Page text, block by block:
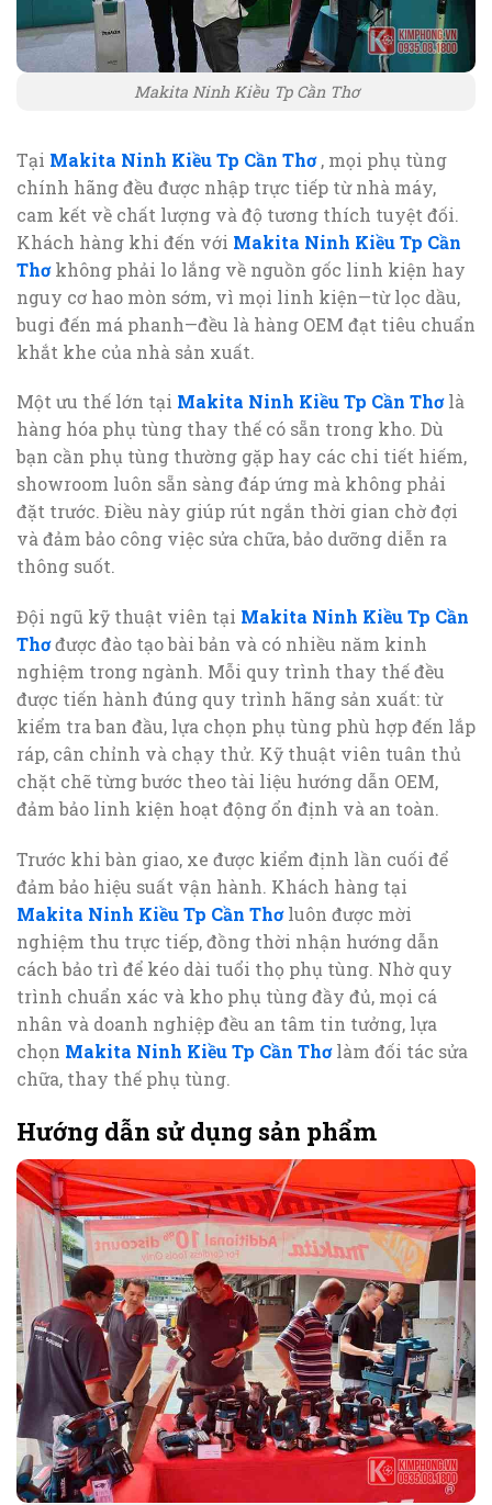
Makita Ninh Kiều Tp Cần Thơ
Tại Makita Ninh Kiều Tp Cần Thơ, mọi phụ tùng
chính hãng đều được nhập trực tiếp từ nhà máy,
cam kết về chất lượng và độ tương thích tuyệt đối.
Khách hàng khi đến với Makita Ninh Kiều Tp Cần
Thơkhông phải lo lắng về nguồn gốc linh kiện hay
nguy cơ hao mòn sớm, vì mọi linh kiện—từ lọc dầu,
bugi đến má phanh—đều là hàng OEM đạt tiêu chuẩn
khắt khe của nhà sản xuất.
Một ưu thế lớn tại Makita Ninh Kiều Tp Cần Thơlà
hàng hóa phụ tùng thay thế có sẵn trong kho. Dù
bạn cần phụ tùng thường gặp hay các chi tiết hiếm,
showroom luôn sẵn sàng đáp ứng mà không phải
đặt trước. Điều này giúp rút ngắn thời gian chờ đợi
và đảm bảo công việc sửa chữa, bảo dưỡng diễn ra
thông suốt.
Đội ngũ kỹ thuật viên tại Makita Ninh Kiều Tp Cần
Thơđược đào tạo bài bản và có nhiều năm kinh
nghiệm trong ngành. Mỗi quy trình thay thế đều
được tiến hành đúng quy trình hãng sản xuất: từ
kiểm tra ban đầu, lựa chọn phụ tùng phù hợp đến lắp
ráp, cân chỉnh và chạy thử. Kỹ thuật viên tuân thủ
chặt chẽ từng bước theo tài liệu hướng dẫn OEM,
đảm bảo linh kiện hoạt động ổn định và an toàn.
Trước khi bàn giao, xe được kiểm định lần cuối để
đảm bảo hiệu suất vận hành. Khách hàng tại
Makita Ninh Kiều Tp Cần Thơluôn được mời
nghiệm thu trực tiếp, đồng thời nhận hướng dẫn
cách bảo trì để kéo dài tuổi thọ phụ tùng. Nhờ quy
trình chuẩn xác và kho phụ tùng đầy đủ, mọi cá
nhân và doanh nghiệp đều an tâm tin tưởng, lựa
chọn Makita Ninh Kiều Tp Cần Thơlàm đối tác sửa
chữa, thay thế phụ tùng.
Hướng dẫn sử dụng sản phẩm